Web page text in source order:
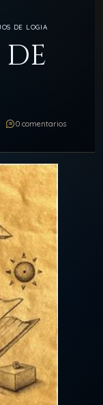
DE LOGIA
0 comentarios